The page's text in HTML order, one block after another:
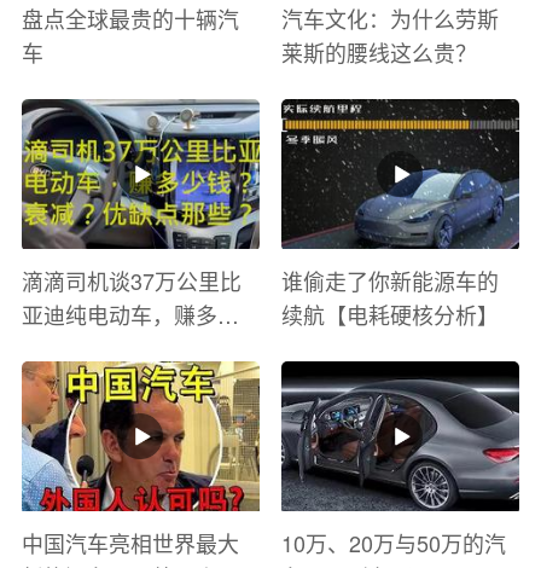
盘点全球最贵的十辆汽
车
汽车文化：为什么劳斯
莱斯的腰线这么贵？
滴滴司机谈37万公里比
亚迪纯电动车，赚多少
有哪些？
谁偷走了你新能源车的
续航【电耗硬核分析】
中国汽车亮相世界最大
10万、20万与50万的汽